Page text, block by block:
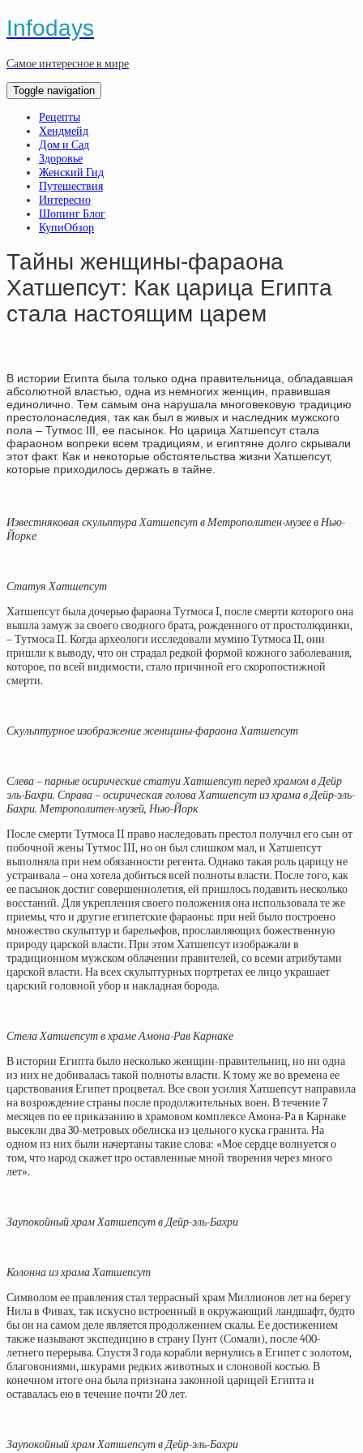
Infodays
Самое интересное в мире
Toggle navigation
Рецепты
Хендмейд
Дом и Сад
Здоровье
Женский Гид
Путешествия
Интересно
Шопинг Блог
КупиОбзор
Тайны женщины-фараона
Хатшепсут: Как царица Египта
стала настоящим царем
В истории Египта была только одна правительница, обладавшая
абсолютной властью, одна из немногих женщин, правившая
единолично. Тем самым она нарушала многовековую традицию
престолонаследия, так как был в живых и наследник мужского
пола – Тутмос III, ее пасынок. Но царица Хатшепсут стала
фараоном вопреки всем традициям, и египтяне долго скрывали
этот факт. Как и некоторые обстоятельства жизни Хатшепсут,
которые приходилось держать в тайне.
Известняковая скульптура Хатшепсут в Метрополитен-музее в Нью-
Йорке
Статуя Хатшепсут
Хатшепсут была дочерью фараона Тутмоса I, после смерти которого она
вышла замуж за своего сводного брата, рожденного от простолюдинки,
– Тутмоса II. Когда археологи исследовали мумию Тутмоса II, они
пришли к выводу, что он страдал редкой формой кожного заболевания,
которое, по всей видимости, стало причиной его скоропостижной
смерти.
Скульптурное изображение женщины-фараона Хатшепсут
Слева – парные осирические статуи Хатшепсут перед храмом в Дейр
эль-Бахри. Справа – осирическая голова Хатшепсут из храма в Дейр-эль-
Бахри. Метрополитен-музей, Нью-Йорк
После смерти Тутмоса II право наследовать престол получил его сын от
побочной жены Тутмос III, но он был слишком мал, и Хатшепсут
выполняла при нем обязанности регента. Однако такая роль царицу не
устраивала – она хотела добиться всей полноты власти. После того, как
ее пасынок достиг совершеннолетия, ей пришлось подавить несколько
восстаний. Для укрепления своего положения она использовала те же
приемы, что и другие египетские фараоны: при ней было построено
множество скульптур и барельефов, прославляющих божественную
природу царской власти. При этом Хатшепсут изображали в
традиционном мужском облачении правителей, со всеми атрибутами
царской власти. На всех скульптурных портретах ее лицо украшает
царский головной убор и накладная борода.
Стела Хатшепсут в храме Амона-Рав Карнаке
В истории Египта было несколько женщин-правительниц, но ни одна
из них не добивалась такой полноты власти. К тому же во времена ее
царствования Египет процветал. Все свои усилия Хатшепсут направила
на возрождение страны после продолжительных воен. В течение 7
месяцев по ее приказанию в храмовом комплексе Амона-Ра в Карнаке
высекли два 30-метровых обелиска из цельного куска гранита. На
одном из них были начертаны такие слова: «Мое сердце волнуется о
том, что народ скажет про оставленные мной творения через много
лет».
Заупокойный храм Хатшепсут в Дейр-эль-Бахри
Колонна из храма Хатшепсут
Символом ее правления стал террасный храм Миллионов лет на берегу
Нила в Фивах, так искусно встроенный в окружающий ландшафт, будто
бы он на самом деле является продолжением скалы. Ее достижением
также называют экспедицию в страну Пунт (Сомали), после 400-
летнего перерыва. Спустя 3 года корабли вернулись в Египет с золотом,
благовониями, шкурами редких животных и слоновой костью. В
конечном итоге она была признана законной царицей Египта и
оставалась ею в течение почти 20 лет.
Заупокойный храм Хатшепсут в Дейр-эль-Бахри